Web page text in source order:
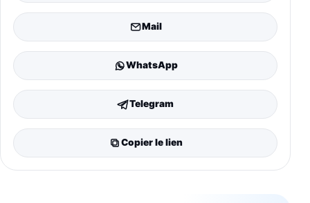
Mail
WhatsApp
Telegram
Copier le lien